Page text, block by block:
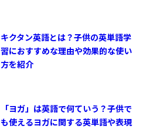
キクタン英語とは？子供の英単語学
習におすすめな理由や効果的な使い
方を紹介
「ヨガ」は英語で何ていう？子供で
も使えるヨガに関する英単語や表現